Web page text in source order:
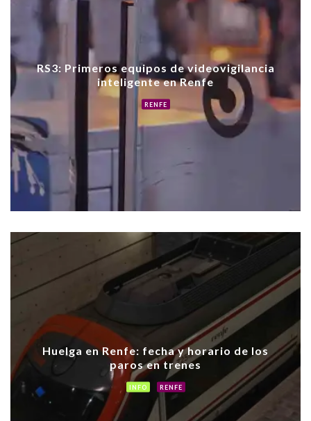
RS3: Primeros equipos de videovigilancia
inteligente en Renfe
RENFE
Huelga en Renfe: fecha y horario de los
paros en trenes
INFO RENFE